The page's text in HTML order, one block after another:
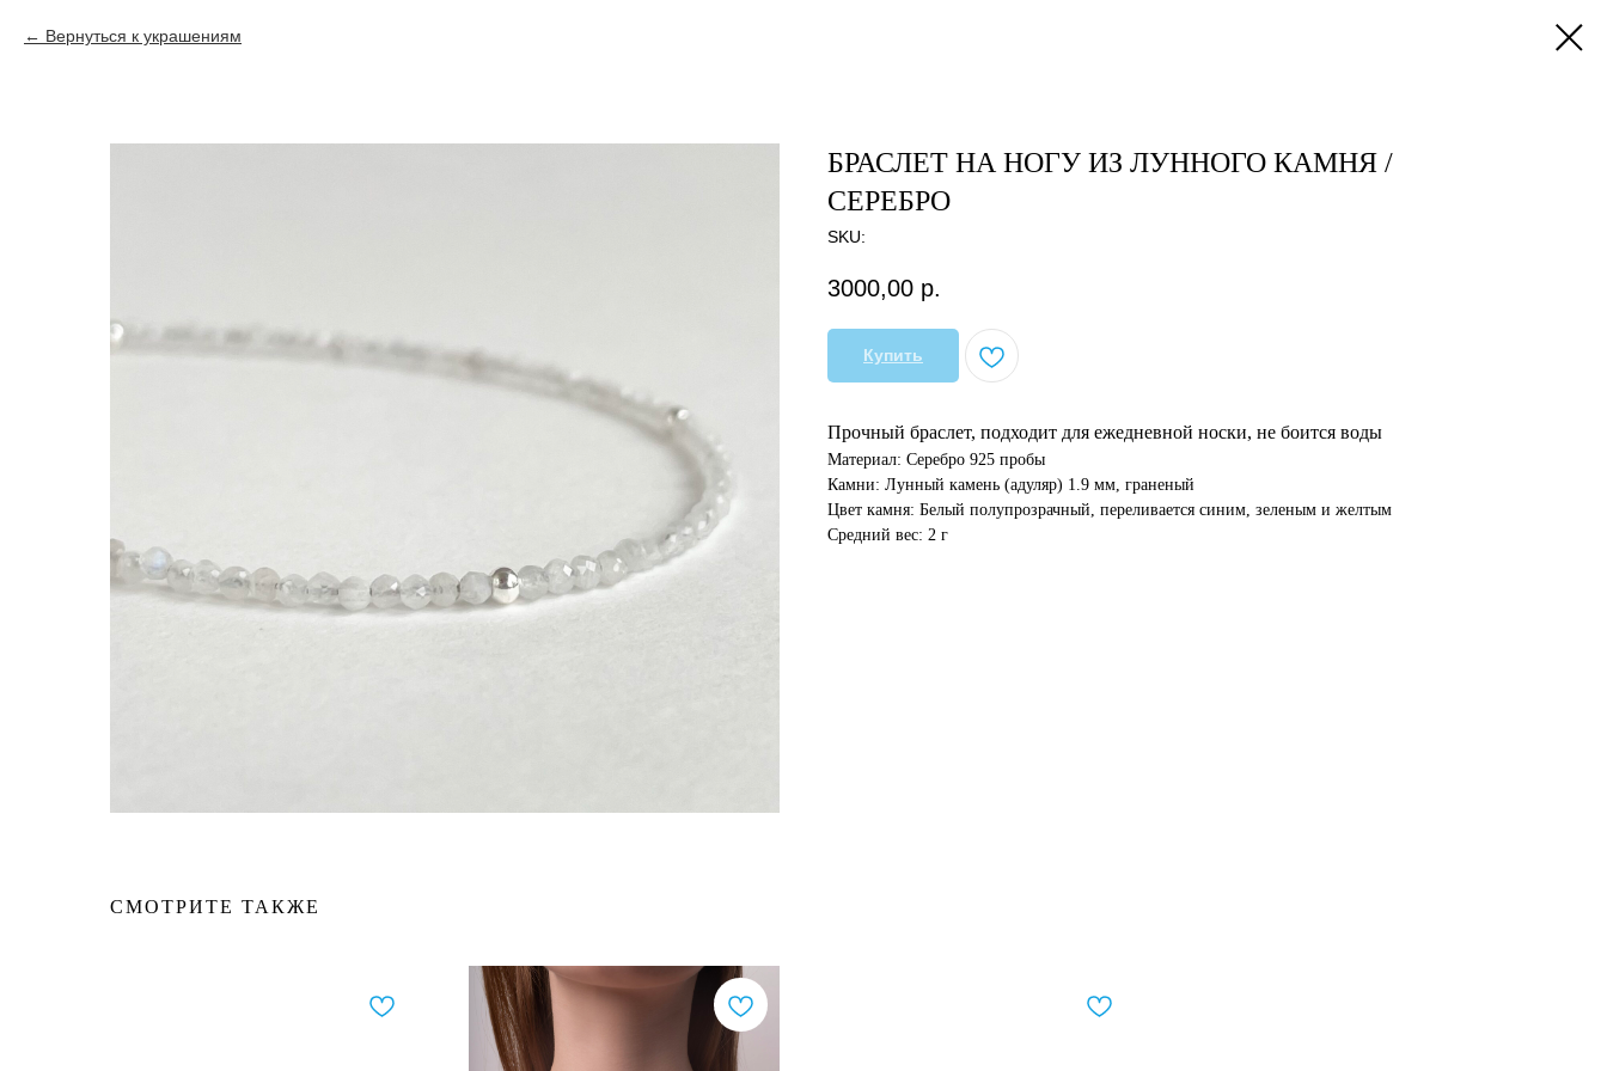
Вернуться к украшениям
БРАСЛЕТ НА НОГУ ИЗ ЛУННОГО КАМНЯ /
СЕРЕБРО
SKU:
3000,00 р.
Купить
Прочный браслет, подходит для ежедневной носки, не боится воды
Материал: Серебро 925 пробы
Камни: Лунный камень (адуляр) 1.9 мм, граненый
Цвет камня: Белый полупрозрачный, переливается синим, зеленым и желтым
Средний вес: 2 г
СМОТРИТЕ ТАКЖЕ